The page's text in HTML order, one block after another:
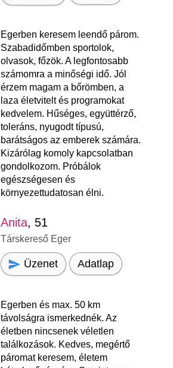
Egerben keresem leendő párom.
Szabadidőmben sportolok,
olvasok, főzök. A legfontosabb
számomra a minőségi idő. Jól
érzem magam a bőrömben, a
laza életvitelt és programokat
kedvelem. Hűséges, együttérző,
toleráns, nyugodt típusú,
barátságos az emberek számára.
Kizárólag komoly kapcsolatban
gondolkozom. Próbálok
egészségesen és
környezettudatosan élni.
Anita, 51
Társkereső Eger
Üzenet Adatlap
Egerben és max. 50 km
távolságra ismerkednék. Az
életben nincsenek véletlen
találkozások. Kedves, megértő
páromat keresem, életem